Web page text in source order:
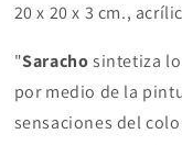
20 x 20 x 3 cm.,
"Sarachosintetiza
por medio de la
sensaciones del